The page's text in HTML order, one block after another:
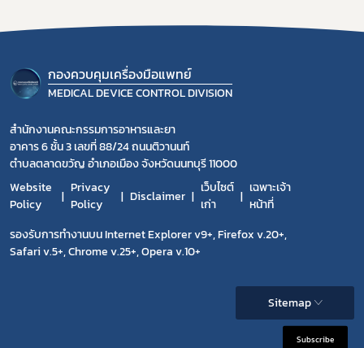
กองควบคุมเครื่องมือแพทย์
MEDICAL DEVICE CONTROL DIVISION
สำนักงานคณะกรรมการอาหารและยา
อาคาร 6 ชั้น 3 เลขที่ 88/24 ถนนติวานนท์
ตำบลตลาดขวัญ อำเภอเมือง จังหวัดนนทบุรี 11000
Website
Policy
Privacy
Policy
Disclaimer
เว็บไซต์
เก่า
เฉพาะเจ้า
หน้าที่
รองรับการทำงานบน Internet Explorer v9+, Firefox v.20+,
Safari v.5+, Chrome v.25+, Opera v.10+
Sitemap
Subscribe